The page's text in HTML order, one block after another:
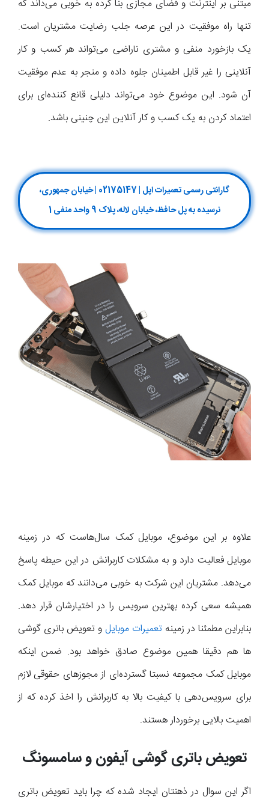
مبتنی بر اینترنت و فضای مجازی بنا کرده به خوبی می‌داند که
تنها راه موفقیت در این عرصه جلب رضایت مشتریان است.
یک بازخورد منفی و مشتری ناراضی می‌تواند هر کسب و کار
آنلاینی را غیر قابل اطمینان جلوه داده و منجر به عدم موفقیت
آن شود. این موضوع خود می‌تواند دلیلی قانع کننده‌ای برای
اعتماد کردن به یک کسب و کار آنلاین این چنینی باشد.
گارانتی رسمی تعمیرات اپل | 02175147 | خیابان جمهوری،
نرسیده به پل حافظ، خیابان لاله، پلاک 9 واحد منفی 1
علاوه بر این موضوع، موبایل کمک سال‌هاست که در زمینه
موبایل فعالیت دارد و به مشکلات کاربرانش در این حیطه پاسخ
می‌دهد. مشتریان این شرکت به خوبی می‌دانند که موبایل کمک
همیشه سعی کرده بهترین سرویس را در اختیارشان قرار دهد.
بنابراین مطمئنا در زمینه تعمیرات موبایلو تعویض باتری گوشی
ها هم دقیقا همین موضوع صادق خواهد بود. ضمن اینکه
موبایل کمک مجموعه نسبتا گسترده‌ای از مجوزهای حقوقی لازم
برای سرویس‌دهی با کیفیت بالا به کاربرانش را اخذ کرده که از
اهمیت بالایی برخوردار هستند.
تعویض باتری گوشی آیفون و سامسونگ
اگر این سوال در ذهنتان ایجاد شده که چرا باید تعویض باتری